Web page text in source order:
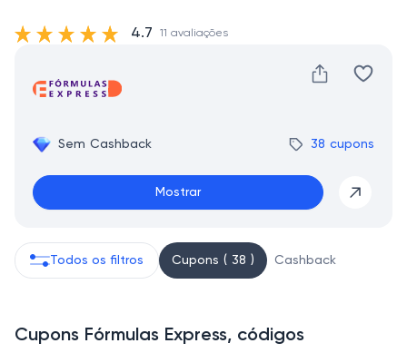
Sem Cashback 38 cupons
Mostrar
4.7 11 avaliações
Todos os filtros Cupons ( 38 ) Cashback
Cupons Fórmulas Express, códigos